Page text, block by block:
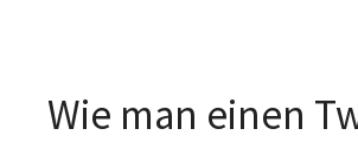
Wie man einen